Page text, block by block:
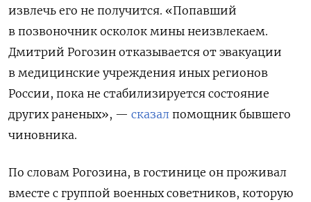
извлечь его не получится. «Попавший
в позвоночник осколок мины неизвлекаем.
Дмитрий Рогозин отказывается от эвакуации
в медицинские учреждения иных регионов
России, пока не стабилизируется состояние
других раненых», — сказал помощник бывшего
чиновника.
По словам Рогозина, в гостинице он проживал
вместе с группой военных советников, которую